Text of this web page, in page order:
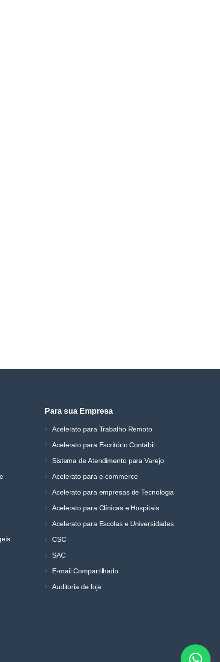
Para sua Empresa
Acelerato para Trabalho Remoto
Acelerato para Escritório Contábil
Sistema de Atendimento para Varejo
Acelerato para e-commerce
Acelerato para empresas de Tecnologia
Acelerato para Clínicas e Hospitais
Acelerato para Escolas e Universidades
CSC
SAC
E-mail Compartilhado
Auditoria de loja